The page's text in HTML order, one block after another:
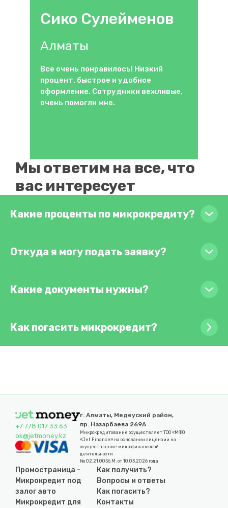
Сико Сулейменов
Алматы
Все очень понравилось! Низкий
процент, быстрое и удобное
оформление. Сотрудники вежливые,
очень помогли мне.
3
Мы ответим на все, что
вас интересует
Какие проценты по микрокредиту?
Откуда я могу подать заявку?
Какие документы нужны?
Как погасить микрокредит?
+7 778 017 33 63
ok@jetmoney.kz
г. Алматы, Медеуский район,
пр. Назарбаева 269А
Микрокредитование осуществляет ТОО «МФО
«Jet Finance» на основании лицензии на
осуществление микрофинансовой
деятельности
№ 02.21.0056.М. от 10.03.2026 года
Промостраница -
Микрокредит под
залог авто
Микрокредит для
Как получить?
Вопросы и ответы
Как погасить?
Контакты